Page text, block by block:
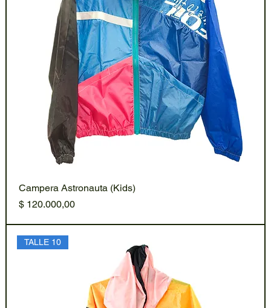
Campera Astronauta (Kids)
Precio
$ 120.000,00
TALLE 10